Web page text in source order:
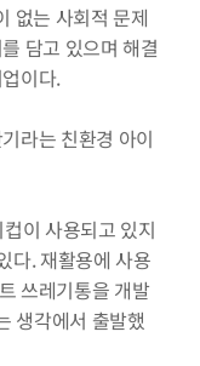
없는 사회적 문제
담고 있으며 해결
이다.
라는 친환경 아이
이 사용되고 있지
다. 재활용에 사용
쓰레기통을 개발
생각에서 출발했